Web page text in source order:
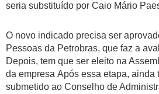
seria substituído por Caio Mário
O novo indicado precisa ser
Pessoas da Petrobras, que faz a
Depois, tem que ser eleito na
da empresa Após essa etapa, ainda
submetido ao Conselho de